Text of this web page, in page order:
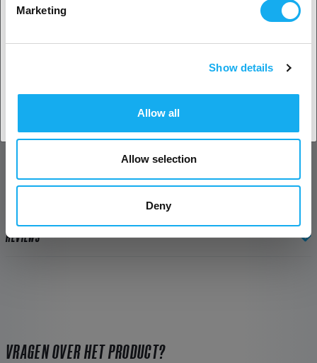
Marketing
Show details
Allow all
Allow selection
Deny
REVIEWS
VRAGEN OVER HET PRODUCT?